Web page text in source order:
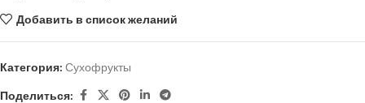
Добавить в список желаний
Категория: Сухофрукты
Поделиться: